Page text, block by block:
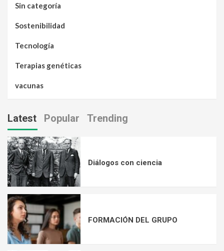
Sin categoría
Sostenibilidad
Tecnología
Terapias genéticas
vacunas
Latest Popular Trending
Diálogos con ciencia
FORMACIÓN DEL GRUPO